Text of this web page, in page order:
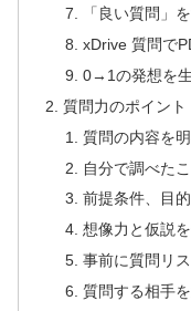
「良い質問」
xDrive 質問で
0→1の発想を
質問力のポイント
質問の内容を
自分で調べた
前提条件、目
想像力と仮説
事前に質問リ
質問する相手